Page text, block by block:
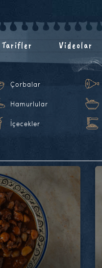
Tarifler Videolar
Çorbalar
Hamurlular
İçecekler